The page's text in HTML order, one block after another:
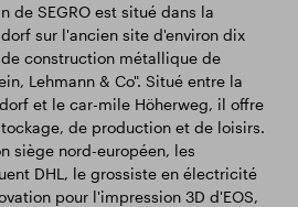
de SEGRO est situé dans la
sur l'ancien site d'environ dix
construction métallique de
Lehmann & Co". Situé entre la
et le car-mile Höherweg, il offre
de production et de loisirs.
siège nord-européen, les
DHL, le grossiste en électricité
pour l'impression 3D d'EOS,